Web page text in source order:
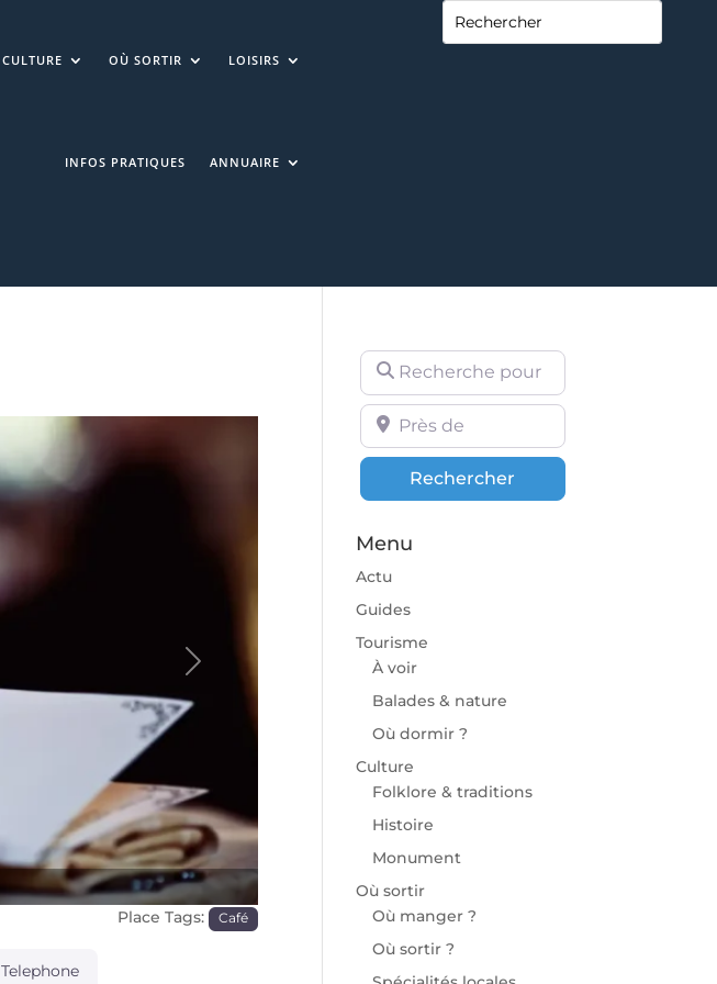
CULTURE OÙ SORTIR LOISIRS
INFOS PRATIQUES ANNUAIRE
Prochaine
Place Tags: Café
Telephone
Recherche pour
Près de
Rechercher
Menu
Actu
Guides
Tourisme
À voir
Balades & nature
Où dormir ?
Culture
Folklore & traditions
Histoire
Monument
Où sortir
Où manger ?
Où sortir ?